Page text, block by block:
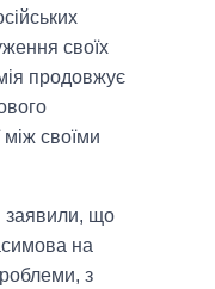
своїх
продовжує
між своїми
заявили, що
на
з